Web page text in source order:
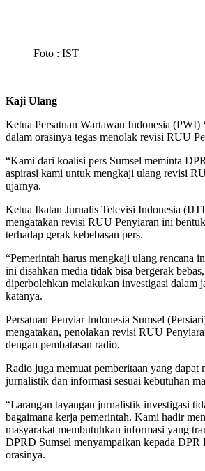
Foto : IST
Kaji Ulang
Ketua Persatuan Wartawan Indonesia (PWI)
dalam orasinya tegas menolak revisi RUU
“Kami dari koalisi pers Sumsel meminta
aspirasi kami untuk mengkaji ulang revisi
ujarnya.
Ketua Ikatan Jurnalis Televisi Indonesia
mengatakan revisi RUU Penyiaran ini
terhadap gerak kebebasan pers.
“Pemerintah harus mengkaji ulang rencana
ini disahkan media tidak bisa bergerak
diperbolehkan melakukan investigasi dalam
katanya.
Persatuan Penyiar Indonesia Sumsel
mengatakan, penolakan revisi RUU
dengan pembatasan radio.
Radio juga memuat pemberitaan yang dapat
jurnalistik dan informasi sesuai kebutuhan
“Larangan tayangan jurnalistik investigasi
bagaimana kerja pemerintah. Kami hadir
masyarakat membutuhkan informasi yang
DPRD Sumsel menyampaikan kepada DPR
orasinya.